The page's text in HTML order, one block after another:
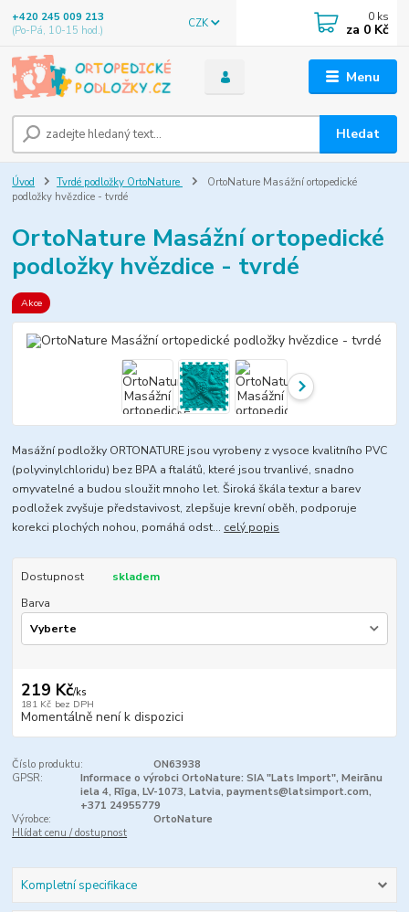
Menu
CZK
Hledat
+420 245 009 213
(Po-Pá, 10-15 hod.)
0 ks
za 0 Kč
Úvod Tvrdé podložky OrtoNature
OrtoNature Masážní ortopedické
podložky hvězdice - tvrdé
OrtoNature Masážní ortopedické
podložky hvězdice - tvrdé
Akce
Masážní podložky ORTONATURE jsou vyrobeny z vysoce kvalitního PVC
(polyvinylchloridu) bez BPA a ftalátů, které jsou trvanlivé, snadno
omyvatelné a budou sloužit mnoho let. Široká škála textur a barev
podložek zvyšuje představivost, zlepšuje krevní oběh, podporuje
korekci plochých nohou, pomáhá odst... celý popis
Dostupnost
skladem
Barva
219 Kč/ks
181 Kč bez DPH
Momentálně není k dispozici
Číslo produktu:
ON63938
GPSR:
Informace o výrobci OrtoNature: SIA "Lats Import", Meirānu
iela 4, Rīga, LV-1073, Latvia, payments@latsimport.com,
+371 24955779
Výrobce:
OrtoNature
Hlídat cenu / dostupnost
Kompletní specifikace